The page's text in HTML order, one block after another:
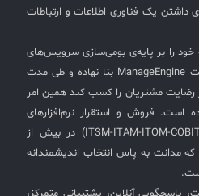
یک فناوری اطلاعات و ارتباطات
را بر پایه‌ی بومی‌سازی سرویس‌های
نوین تحت وب، به ویژه محصولات ManageEngine بنا نهاده و طی مدت
رضایت مشتریان را کسب کند همین امر
فروش و استقرار نرم‌افزارهای
حوزه‌ی(ITSM-ITAM-ITOM-COBIT-WSM-ISO20000-SIEM) در بیش از
که مدانت به پاس انتخاب اندیشمندانه